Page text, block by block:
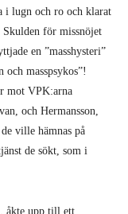
i lugn och ro och klarat
Skulden för missnöjet
en ”masshysteri”
masspsykos”!
mot VPK:arna
och Hermansson,
ville hämnas på
de sökt, som i
åkte upp till ett